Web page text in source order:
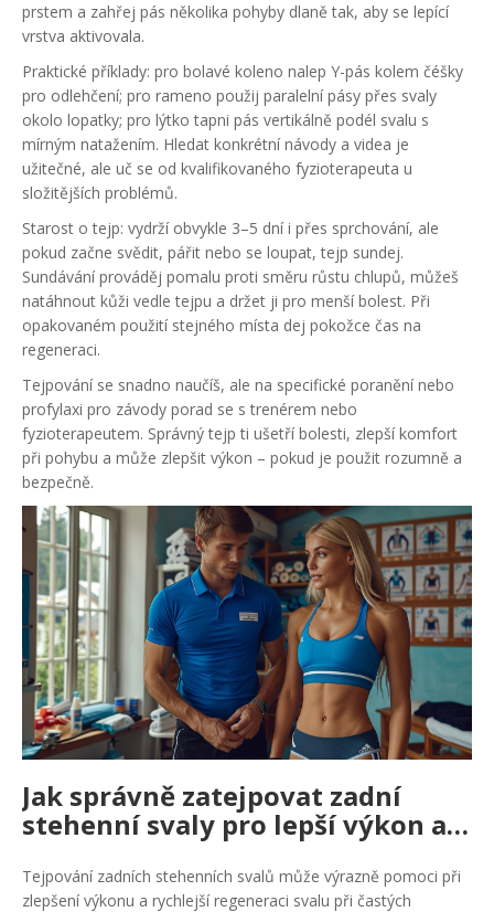
prstem a zahřej pás několika pohyby dlaně tak, aby se lepící
vrstva aktivovala.
Praktické příklady: pro bolavé koleno nalep Y-pás kolem čéšky
pro odlehčení; pro rameno použij paralelní pásy přes svaly
okolo lopatky; pro lýtko tapni pás vertikálně podél svalu s
mírným natažením. Hledat konkrétní návody a videa je
užitečné, ale uč se od kvalifikovaného fyzioterapeuta u
složitějších problémů.
Starost o tejp: vydrží obvykle 3–5 dní i přes sprchování, ale
pokud začne svědit, pářit nebo se loupat, tejp sundej.
Sundávání prováděj pomalu proti směru růstu chlupů, můžeš
natáhnout kůži vedle tejpu a držet ji pro menší bolest. Při
opakovaném použití stejného místa dej pokožce čas na
regeneraci.
Tejpování se snadno naučíš, ale na specifické poranění nebo
profylaxi pro závody porad se s trenérem nebo
fyzioterapeutem. Správný tejp ti ušetří bolesti, zlepší komfort
při pohybu a může zlepšit výkon – pokud je použit rozumně a
bezpečně.
Jak správně zatejpovat zadní
stehenní svaly pro lepší výkon a
Tejpování zadních stehenních svalů může výrazně pomoci při
zlepšení výkonu a rychlejší regeneraci svalu při častých